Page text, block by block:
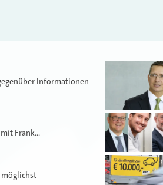
Informationen
mit Frank…
möglichst